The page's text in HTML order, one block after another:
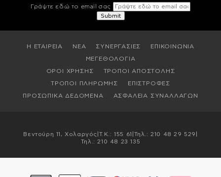
Γράψτε εδώ το email σας
Η ΕΤΑΙΡΕΙΑ ΝΕΑ ΣΥΝΕΡΓΑΣΙΕΣ ΕΠΙΚΟΙΝΩΝΙΑ
ΜΕΓΕΘΟΛΟΓΙΑ
ΟΡΟΙ ΧΡΗΣΗΣ ΤΡΟΠΟΙ ΑΠΟΣΤΟΛΗΣ
ΤΡΟΠΟΙ ΠΛΗΡΩΜΗΣ ΕΠΙΣΤΡΟΦΕΣ
ΠΡΟΣΩΠΙΚΑ ΔΕΔΟΜΕΝΑ ΑΣΦΑΛΕΙΑ ΣΥΝΑΛΛΑΓΩΝ
Βεντούρη 11, Χολαργός T.K.: 155 61 Τηλ.:210 48 29 529
Τηλ.:210 48 23 135